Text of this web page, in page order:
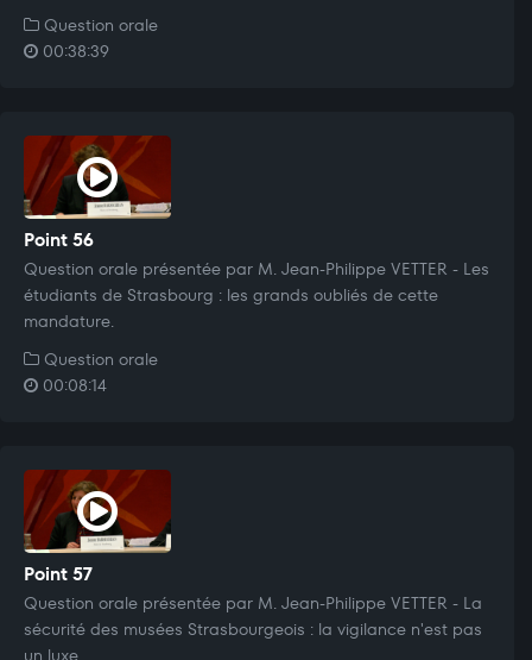
Question orale
00:38:39
Point 56
Question orale présentée par M. Jean-Philippe VETTER - Les
étudiants de Strasbourg : les grands oubliés de cette
mandature.
Question orale
00:08:14
Point 57
Question orale présentée par M. Jean-Philippe VETTER - La
sécurité des musées Strasbourgeois : la vigilance n'est pas
un luxe.